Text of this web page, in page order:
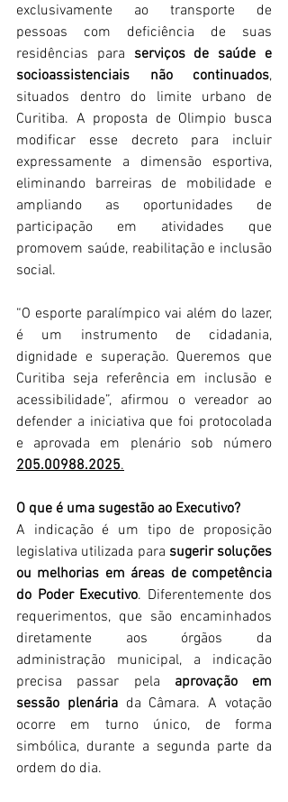
exclusivamente ao transporte de
pessoas com deficiência de suas
residências para serviços de saúde e
socioassistenciais não continuados,
situados dentro do limite urbano de
Curitiba. A proposta de Olimpio busca
modificar esse decreto para incluir
expressamente a dimensão esportiva,
eliminando barreiras de mobilidade e
ampliando as oportunidades de
participação em atividades que
promovem saúde, reabilitação e inclusão
social.
“O esporte paralímpico vai além do lazer,
é um instrumento de cidadania,
dignidade e superação. Queremos que
Curitiba seja referência em inclusão e
acessibilidade”, afirmou o vereador ao
defender a iniciativa que foi protocolada
205.00988.2025.
O que é uma sugestão ao Executivo?
A indicação é um tipo de proposição
legislativa utilizada para sugerir soluções
ou melhorias em áreas de competência
do Poder Executivo. Diferentemente dos
requerimentos, que são encaminhados
diretamente aos órgãos da
administração municipal, a indicação
precisa passar pela aprovação em
sessão plenária da Câmara. A votação
ocorre em turno único, de forma
simbólica, durante a segunda parte da
ordem do dia.